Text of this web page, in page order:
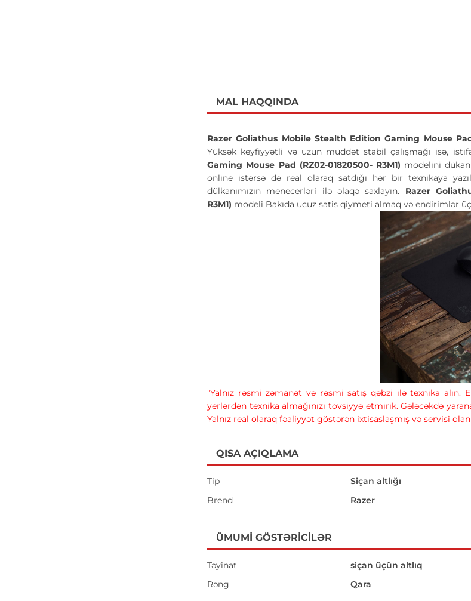
MAL HAQQINDA
Razer Goliathus Mobile Stealth Edition Gaming Mouse Pad
Yüksək keyfiyyətli və uzun müddət stabil çalışmağı isə,
Gaming Mouse Pad (RZ02-01820500- R3M1) modelini
online istərsə də real olaraq satdığı hər bir texnikaya
dülkanımızın menecerləri ilə əlaqə saxlayın. Razer
R3M1) modeli Bakıda ucuz satis qiymeti almaq və endirimlər
"Yalnız rəsmi zəmanət və rəsmi satış qəbzi ilə texnika
yerlərdən texnika almağınızı tövsiyyə etmirik. Gələcəkdə
Yalnız real olaraq fəaliyyət göstərən ixtisaslaşmış və servisi
QISA AÇIQLAMA
Tip
Siçan altlığı
Brend
Razer
ÜMUMI GÖSTƏRICILƏR
Təyinat
siçan üçün altlıq
Rəng
Qara